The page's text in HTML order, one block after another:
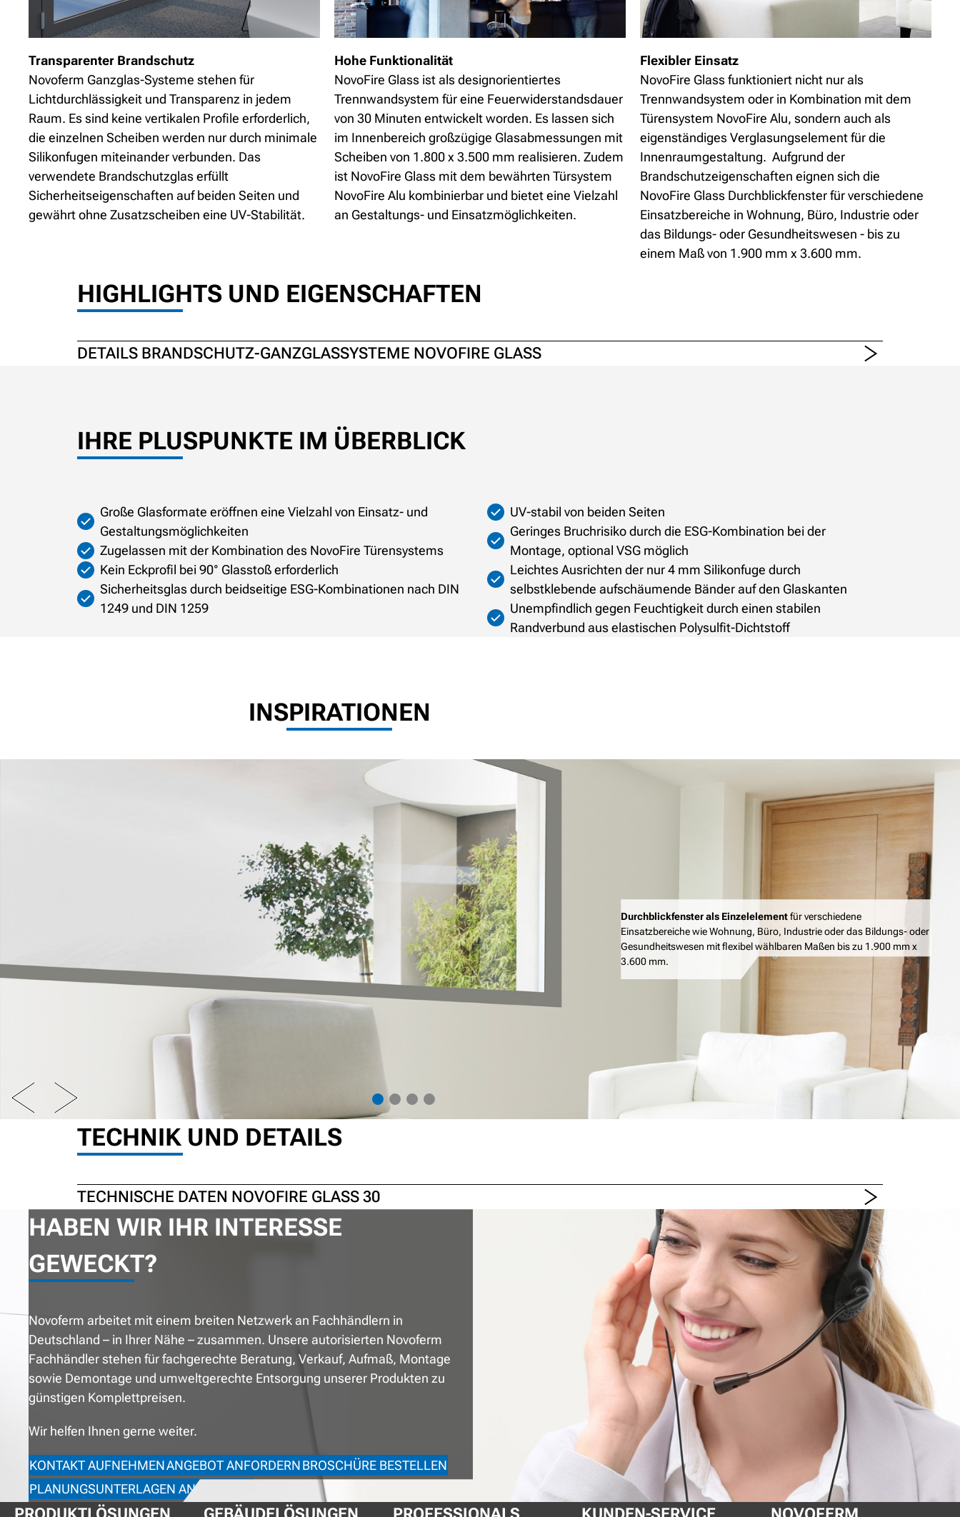
Transparenter Brandschutz
Novoferm Ganzglas-Systeme stehen für
Lichtdurchlässigkeit und Transparenz in jedem
Raum. Es sind keine vertikalen Profile erforderlich,
die einzelnen Scheiben werden nur durch minimale
Silikonfugen miteinander verbunden. Das
verwendete Brandschutzglas erfüllt
Sicherheitseigenschaften auf beiden Seiten und
gewährt ohne Zusatzscheiben eine UV-Stabilität.
Hohe Funktionalität
NovoFire Glass ist als designorientiertes
Trennwandsystem für eine Feuerwiderstandsdauer
von 30 Minuten entwickelt worden. Es lassen sich
im Innenbereich großzügige Glasabmessungen mit
Scheiben von 1.800 x 3.500 mm realisieren. Zudem
ist NovoFire Glass mit dem bewährten Türsystem
NovoFire Alu kombinierbar und bietet eine Vielzahl
an Gestaltungs- und Einsatzmöglichkeiten.
Flexibler Einsatz
NovoFire Glass funktioniert nicht nur als
Trennwandsystem oder in Kombination mit dem
Türensystem NovoFire Alu, sondern auch als
eigenständiges Verglasungselement für die
Innenraumgestaltung. Aufgrund der
Brandschutzeigenschaften eignen sich die
NovoFire Glass Durchblickfenster für verschiedene
Einsatzbereiche in Wohnung, Büro, Industrie oder
das Bildungs- oder Gesundheitswesen - bis zu
einem Maß von 1.900 mm x 3.600 mm.
HIGHLIGHTS UND EIGENSCHAFTEN
DETAILS BRANDSCHUTZ-GANZGLASSYSTEME NOVOFIRE GLASS
IHRE PLUSPUNKTE IM ÜBERBLICK
Große Glasformate eröffnen eine Vielzahl von Einsatz- und
Gestaltungsmöglichkeiten
Zugelassen mit der Kombination des NovoFire Türensystems
Kein Eckprofil bei 90° Glasstoß erforderlich
Sicherheitsglas durch beidseitige ESG-Kombinationen nach DIN
1249 und DIN 1259
UV-stabil von beiden Seiten
Geringes Bruchrisiko durch die ESG-Kombination bei der
Montage, optional VSG möglich
Leichtes Ausrichten der nur 4 mm Silikonfuge durch
selbstklebende aufschäumende Bänder auf den Glaskanten
Unempfindlich gegen Feuchtigkeit durch einen stabilen
Randverbund aus elastischen Polysulfit-Dichtstoff
INSPIRATIONEN
Durchblickfenster als Einzelelementfür verschiedene
Einsatzbereiche wie Wohnung, Büro, Industrie oder das Bildungs- oder
Gesundheitswesen mit flexibel wählbaren Maßen bis zu 1.900 mm x
3.600 mm.
PREV NEXT
TECHNIK UND DETAILS
TECHNISCHE DATEN NOVOFIRE GLASS 30
HABEN WIR IHR INTERESSE
GEWECKT?
Novoferm arbeitet mit einem breiten Netzwerk an Fachhändlern in
Deutschland – in Ihrer Nähe – zusammen. Unsere autorisierten Novoferm
Fachhändler stehen für fachgerechte Beratung, Verkauf, Aufmaß, Montage
sowie Demontage und umweltgerechte Entsorgung unserer Produkten zu
günstigen Komplettpreisen.
Wir helfen Ihnen gerne weiter.
KONTAKT AUFNEHMENANGEBOT ANFORDERNBROSCHÜRE BESTELLEN
PLANUNGSUNTERLAGEN ANFORDERN